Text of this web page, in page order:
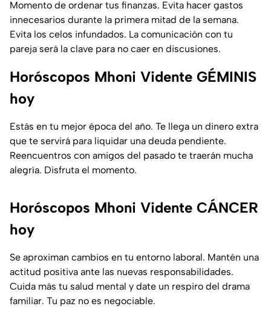
Momento de ordenar tus finanzas. Evita hacer gastos
innecesarios durante la primera mitad de la semana.
Evita los celos infundados. La comunicación con tu
pareja será la clave para no caer en discusiones.
Horóscopos Mhoni Vidente GÉMINIS
hoy
Estás en tu mejor época del año. Te llega un dinero extra
que te servirá para liquidar una deuda pendiente.
Reencuentros con amigos del pasado te traerán mucha
alegría. Disfruta el momento.
Horóscopos Mhoni Vidente CÁNCER
hoy
Se aproximan cambios en tu entorno laboral. Mantén una
actitud positiva ante las nuevas responsabilidades.
Cuida más tu salud mental y date un respiro del drama
familiar. Tu paz no es negociable.